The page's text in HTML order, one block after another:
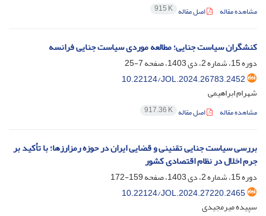
مشاهده مقاله اصل مقاله 915 K
کنشگران سیاست جنایی؛ مطالعه موردی سیاست جنایی فرانسه
دوره 15، شماره 2، دی 1403، صفحه
7-25
10.22124/JOL.2024.26783.2452
شهرام ابراهیمی
مشاهده مقاله اصل مقاله 917.36 K
بررسی سیاست جنایی تقنینی و قضایی ایران در حوزه رمزارزها؛ با تأکید بر
جرم اخلال در نظام اقتصادی کشور
دوره 15، شماره 2، دی 1403، صفحه
159-172
10.22124/JOL.2024.27220.2465
سپیده میرمجیدی